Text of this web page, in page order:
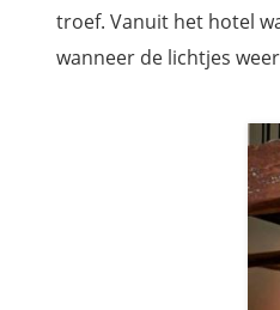
troef. Vanuit het hotel
wanneer de lichtjes